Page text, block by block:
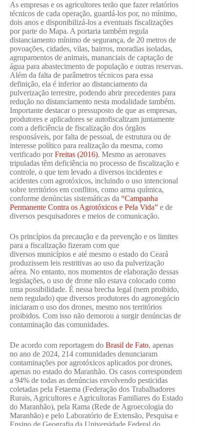
As empresas e os agricultores terão que fazer relatórios
técnicos de cada operação, guardá-los por, no mínimo,
dois anos e disponibilizá-los a eventuais fiscalizações
por parte do Mapa. A portaria também regula
distanciamento mínimo de segurança, de 20 metros de
povoações, cidades, vilas, bairros, moradias isoladas,
agrupamentos de animais, mananciais de captação de
água para abastecimento de população e outras reservas.
Além da falta de parâmetros técnicos para essa
definição, ela é inferior ao distanciamento da
pulverização terrestre, podendo abrir precedentes para
redução no distanciamento nesta modalidade também.
Importante destacar o pressuposto de que as empresas,
produtores e aplicadores se autofiscalizam juntamente
com a deficiência de fiscalização dos órgãos
responsáveis, por falta de pessoal, de estrutura ou de
interesse político para realização da mesma, como
verificado porFreitas (2016). Mesmo as aeronaves
tripuladas têm deficiência no processo de fiscalização e
controle, o que tem levado a diversos incidentes e
acidentes com agrotóxicos, incluindo o uso intencional
sobre territórios em conflitos, como arma química,
conforme denúncias sistemáticas da “Campanha
Permanente Contra os Agrotóxicos e Pela Vida” e de
diversos pesquisadores e meios de comunicação.
Os princípios da precaução e da prevenção e os limites
para a fiscalização fizeram com que
diversos municípios e até mesmo o estado do Ceará
produzissem leis restritivas ao uso da pulverização
aérea. No entanto, nos momentos de elaboração dessas
legislações, o uso de drone não estava colocado como
uma possibilidade. É nessa brecha legal (nem proibido,
nem regulado) que diversos produtores do agronegócio
iniciaram o uso dos drones, mesmo nos territórios
proibidos. Com isso não demorou a surgir denúncias de
contaminação das comunidades.
De acordo com reportagem do Brasil de Fato, apenas
no ano de 2024, 214 comunidades denunciaram
contaminações por agrotóxicos aplicados por drones,
apenas no estado do Maranhão. Os casos correspondem
a 94% de todas as denúncias envolvendo pesticidas
coletadas pela Fetaema (Federação dos Trabalhadores
Rurais, Agricultores e Agricultoras Familiares do Estado
do Maranhão), pela Rama (Rede de Agroecologia do
Maranhão) e pelo Laboratório de Extensão, Pesquisa e
Ensino de Geografia da Universidade Federal do